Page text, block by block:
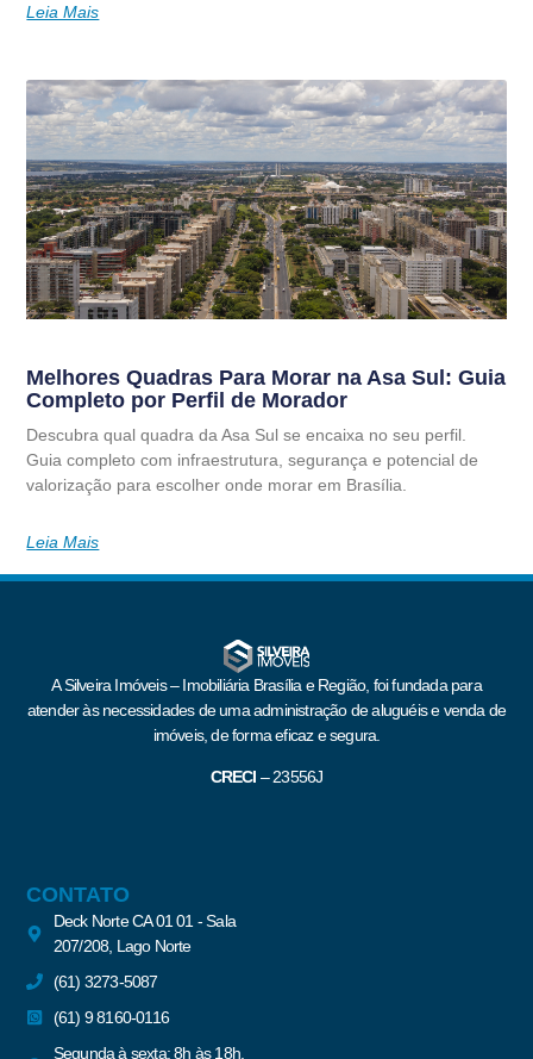
Leia Mais
Melhores Quadras Para Morar na Asa Sul: Guia
Completo por Perfil de Morador
Descubra qual quadra da Asa Sul se encaixa no seu perfil.
Guia completo com infraestrutura, segurança e potencial de
valorização para escolher onde morar em Brasília.
Leia Mais
A Silveira Imóveis – Imobiliária Brasília e Região, foi fundada para
atender às necessidades de uma administração de aluguéis e venda de
imóveis, de forma eficaz e segura.
CRECI –23556J
CONTATO
Deck Norte CA 01 01 - Sala
207/208, Lago Norte
(61) 3273-5087
(61) 9 8160-0116
Segunda à sexta: 8h às 18h.